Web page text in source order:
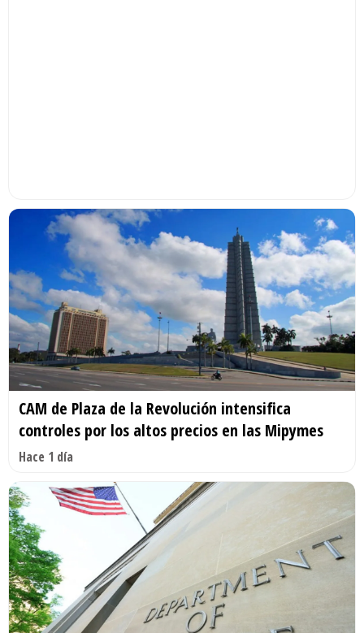
CAM de Plaza de la Revolución intensifica
controles por los altos precios en las Mipymes
Hace 1 día